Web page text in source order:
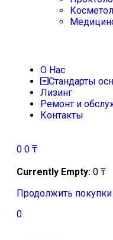
О Нас
Стандарты
Лизинг
Ремонт и
Контакты
0 0 ₸
Currently Empty: 0 ₸
Продолжить покупки
0